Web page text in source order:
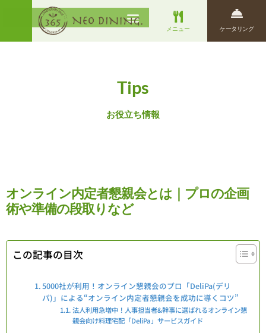
メニュー ケータリング
Tips
お役立ち情報
オンライン内定者懇親会とは｜プロの企画
術や準備の段取りなど
この記事の目次
5000社が利用！オンライン懇親会のプロ「DeliPa(デリ
パ)」による“オンライン内定者懇親会を成功に導くコツ”
法人利用急増中！人事担当者&幹事に選ばれるオンライン懇
親会向け料理宅配「DeliPa」サービスガイド